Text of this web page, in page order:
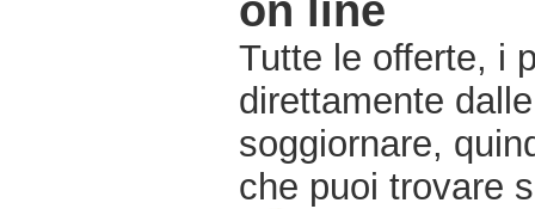
on line
Tutte le offerte, i
direttamente
soggiornare,
che puoi trovare